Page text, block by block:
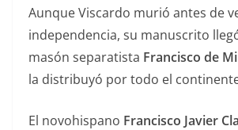
Aunque Viscardo murió antes de
independencia, su manuscrito
masón separatista Francisco de
la distribuyó por todo el
El novohispano Francisco Javier